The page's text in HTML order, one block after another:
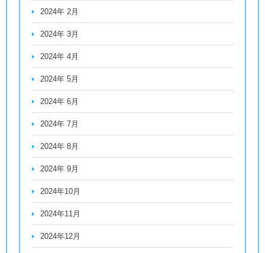
2024年 2月
2024年 3月
2024年 4月
2024年 5月
2024年 6月
2024年 7月
2024年 8月
2024年 9月
2024年10月
2024年11月
2024年12月